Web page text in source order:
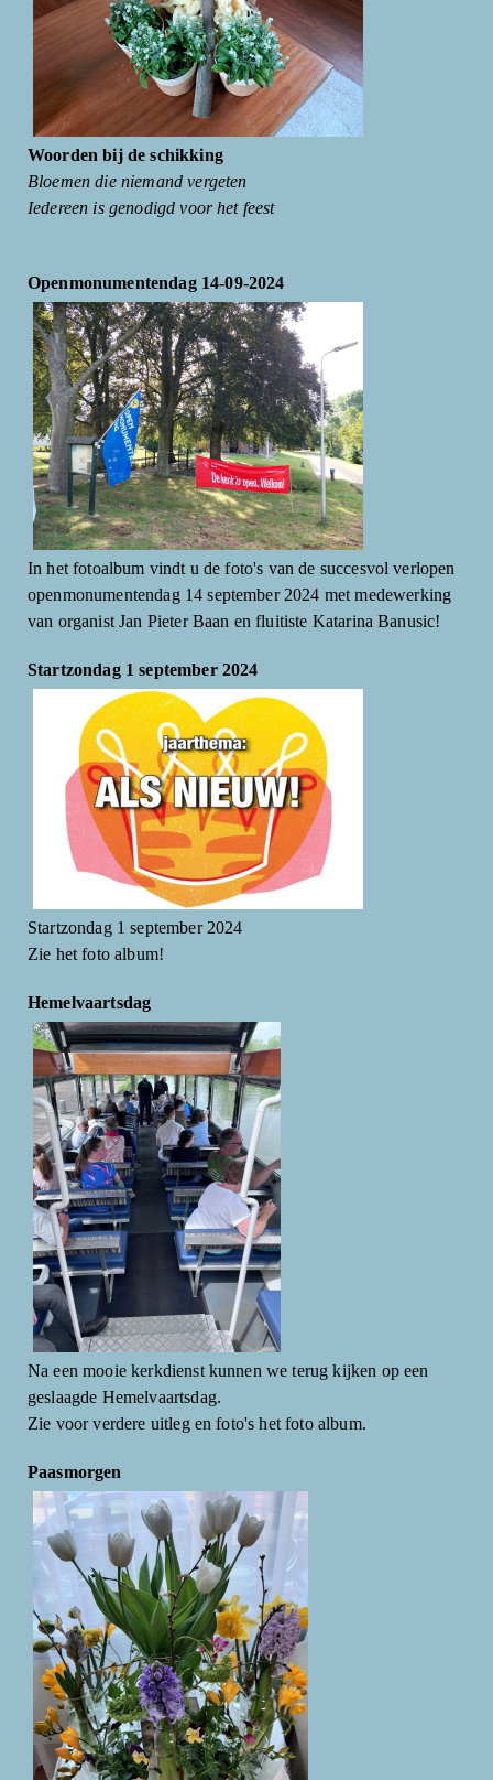
Woorden bij de schikking
Bloemen die niemand vergeten
Iedereen is genodigd voor het feest
Openmonumentendag 14-09-2024
In het fotoalbum vindt u de foto's van de succesvol verlopen
openmonumentendag 14 september 2024 met medewerking
van organist Jan Pieter Baan en fluitiste Katarina Banusic!
Startzondag 1 september 2024
Startzondag 1 september 2024
Zie het foto album!
Hemelvaartsdag
Na een mooie kerkdienst kunnen we terug kijken op een
geslaagde Hemelvaartsdag.
Zie voor verdere uitleg en foto's het foto album.
Paasmorgen